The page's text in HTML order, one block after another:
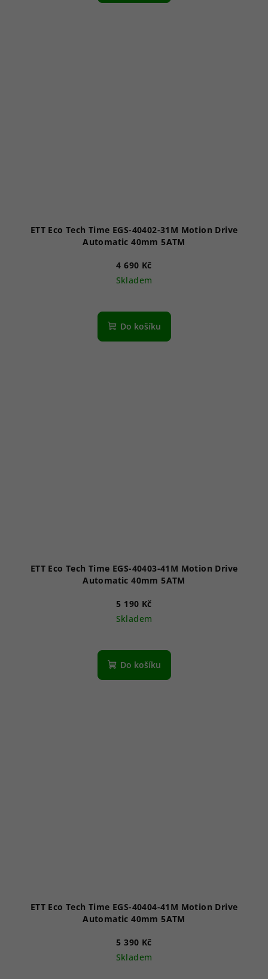
ETT Eco Tech Time EGS-40402-31M Motion Drive
Automatic 40mm 5ATM
4 690 Kč
Skladem
Do košíku
ETT Eco Tech Time EGS-40403-41M Motion Drive
Automatic 40mm 5ATM
5 190 Kč
Skladem
Do košíku
ETT Eco Tech Time EGS-40404-41M Motion Drive
Automatic 40mm 5ATM
5 390 Kč
Skladem